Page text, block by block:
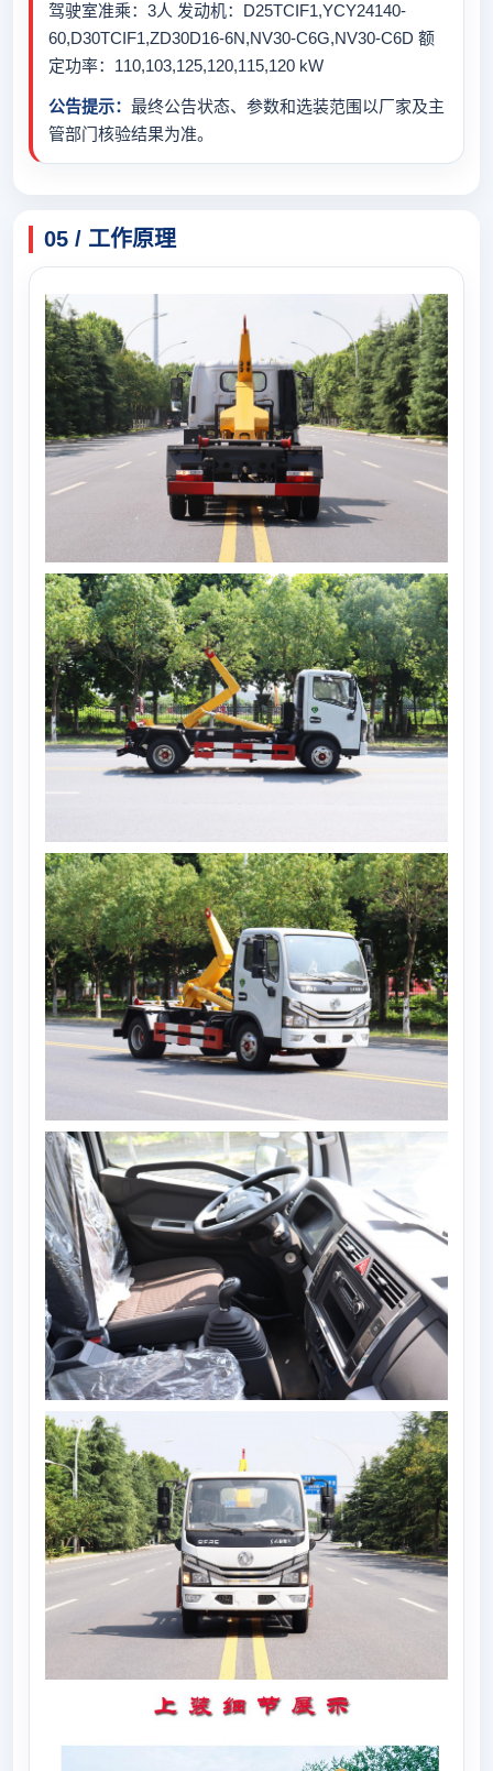
驾驶室准乘：3人 发动机：D25TCIF1,YCY24140-
60,D30TCIF1,ZD30D16-6N,NV30-C6G,NV30-C6D 额
定功率：110,103,125,120,115,120 kW
公告提示： 最终公告状态、参数和选装范围以厂家及主
管部门核验结果为准。
05 / 工作原理